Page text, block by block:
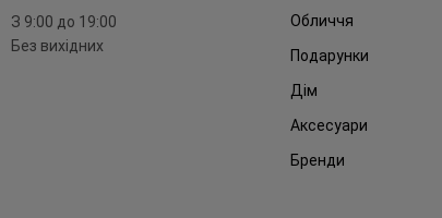
З 9:00 до 19:00
Без вихідних
Обличчя
Подарунки
Дім
Аксесуари
Бренди